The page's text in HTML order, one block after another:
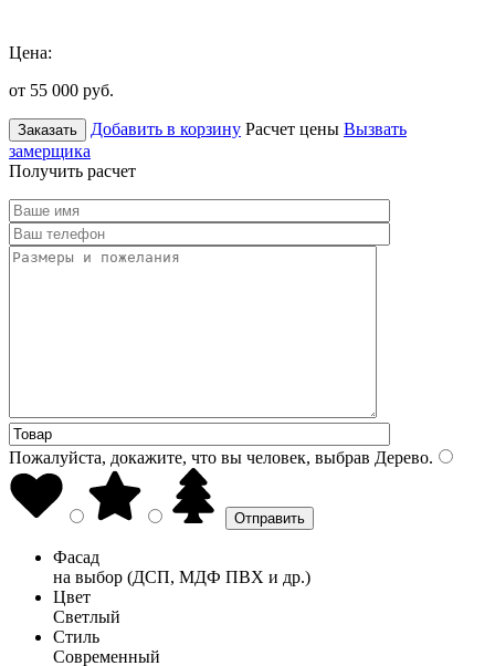
Цена:
от 55 000 руб.
Заказать Добавить в корзину Расчет цены Вызвать
замерщика
Получить расчет
Пожалуйста, докажите, что вы человек, выбрав Дерево.
Фасад
на выбор (ДСП, МДФ ПВХ и др.)
Цвет
Светлый
Стиль
Современный